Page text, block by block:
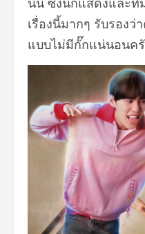
เรื่องนี้มากๆ รับรอง
แบบไม่มีกั๊กแน่นอนครั